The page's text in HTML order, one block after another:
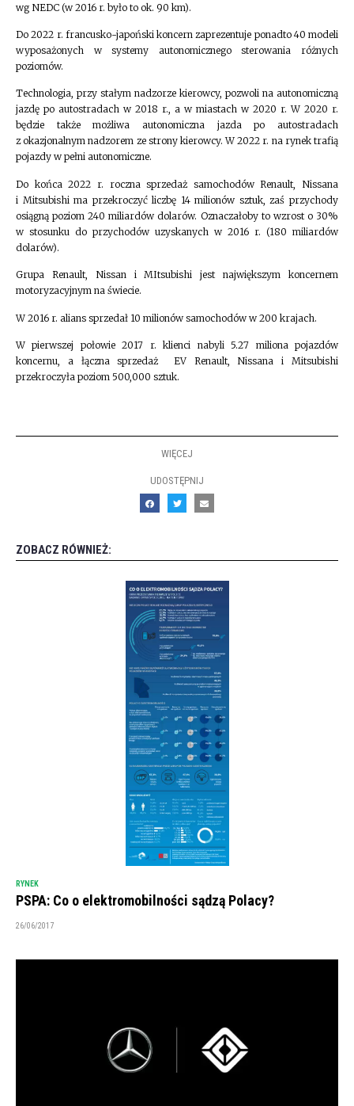
wg NEDC (w 2016 r. było to ok. 90 km).
Do 2022 r. francusko-japoński koncern zaprezentuje ponadto 40 modeli
wyposażonych w systemy autonomicznego sterowania różnych
poziomów.
Technologia, przy stałym nadzorze kierowcy, pozwoli na autonomiczną
jazdę po autostradach w 2018 r., a w miastach w 2020 r. W 2020 r.
będzie także możliwa autonomiczna jazda po autostradach
z okazjonalnym nadzorem ze strony kierowcy. W 2022 r. na rynek trafią
pojazdy w pełni autonomiczne.
Do końca 2022 r. roczna sprzedaż samochodów Renault, Nissana
i Mitsubishi ma przekroczyć liczbę 14 milionów sztuk, zaś przychody
osiągną poziom 240 miliardów dolarów. Oznaczałoby to wzrost o 30%
w stosunku do przychodów uzyskanych w 2016 r. (180 miliardów
dolarów).
Grupa Renault, Nissan i MItsubishi jest największym koncernem
motoryzacyjnym na świecie.
W 2016 r. alians sprzedał 10 milionów samochodów w 200 krajach.
W pierwszej połowie 2017 r. klienci nabyli 5.27 miliona pojazdów
koncernu, a łączna sprzedaż EV Renault, Nissana i Mitsubishi
przekroczyła poziom 500,000 sztuk.
WIĘCEJ
UDOSTĘPNIJ
ZOBACZ RÓWNIEŻ:
RYNEK
PSPA: Co o elektromobilności sądzą Polacy?
26/06/2017